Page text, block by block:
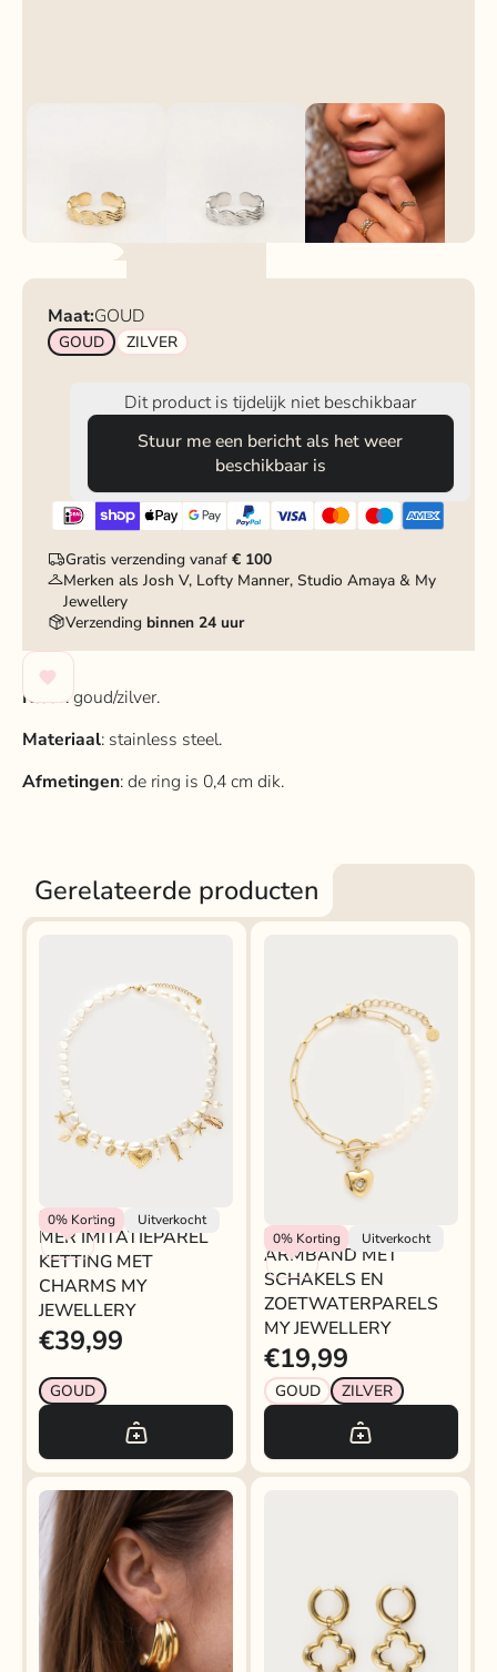
Maat:GOUD
GOUD ZILVER
Dit product is tijdelijk niet beschikbaar
Stuur me een bericht als het weer
beschikbaar is
Gratis verzending vanaf€ 100
Merken als Josh V, Lofty Manner, Studio Amaya & My
Jewellery
Verzendingbinnen 24 uur
Kleur: goud/zilver.
Materiaal: stainless steel.
Afmetingen: de ring is 0,4 cm dik.
Gerelateerde producten
0% Korting Uitverkocht
My Jewellery
MER IMITATIEPAREL
KETTING MET
CHARMS MY
JEWELLERY
€39,99
GOUD
ARMBAND MET
SCHAKELS EN
ZOETWATERPARELS
MY JEWELLERY
0%Korting Uitverkocht
My Jewellery
ARMBAND MET
SCHAKELS EN
ZOETWATERPARELS
MY JEWELLERY
€19,99
GOUD ZILVER